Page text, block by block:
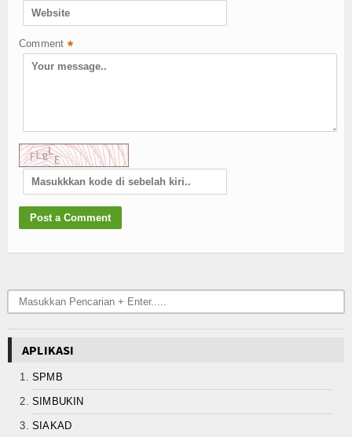
Comment *
APLIKASI
SPMB
SIMBUKIN
SIAKAD